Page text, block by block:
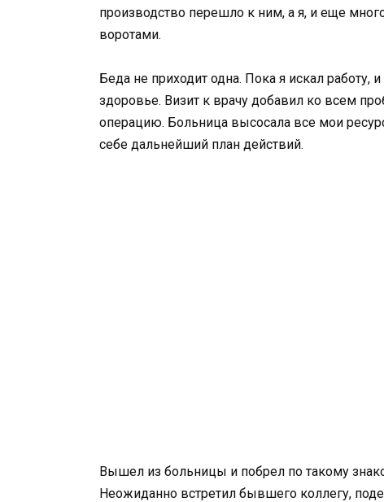
производство перешло к ним, а я, и еще
воротами.
Беда не приходит одна. Пока я искал работу,
здоровье. Визит к врачу добавил ко всем
операцию. Больница высосала все мои
себе дальнейший план действий.
Вышел из больницы и побрел по такому
Неожиданно встретил бывшего коллегу,